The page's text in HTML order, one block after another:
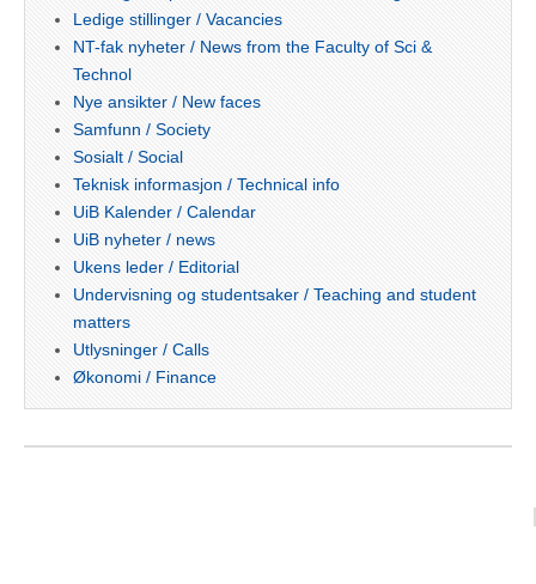
Ledige stillinger / Vacancies
NT-fak nyheter / News from the Faculty of Sci &
Technol
Nye ansikter / New faces
Samfunn / Society
Sosialt / Social
Teknisk informasjon / Technical info
UiB Kalender / Calendar
UiB nyheter / news
Ukens leder / Editorial
Undervisning og studentsaker / Teaching and student
matters
Utlysninger / Calls
Økonomi / Finance